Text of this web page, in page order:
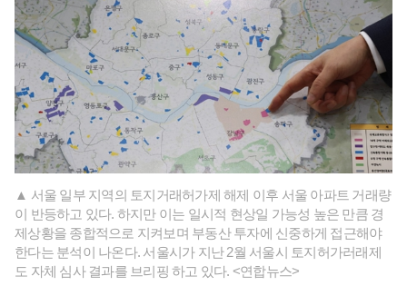
▲ 서울 일부 지역의 토지거래허가제 해제 이후 서울 아파트 거래량
이 반등하고 있다. 하지만 이는 일시적 현상일 가능성 높은 만큼 경
제상황을 종합적으로 지켜보며 부동산 투자에 신중하게 접근해야
한다는 분석이 나온다. 서울시가 지난 2월 서울시 토지허가러래제
도 자체 심사 결과를 브리핑 하고 있다. <연합뉴스>